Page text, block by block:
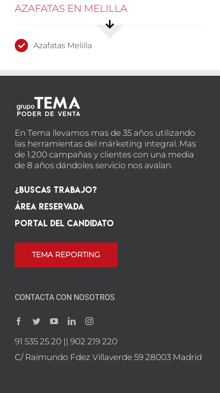
AZAFATAS EN MELILLA
Azafatas Melilla
En Tema llevamos mas de 35 años utilizando
las herramientas del márketing integral. Mas
de 1.200 campañas y clientes con una media
de 8 años dándoles servicio nos avalan.
¿Buscas Trabajo?
Área Reservada
Portal del candidato
TEMA REPORTING
CONTACTA CON NOSOTROS
91 535 25 20 || 902 219 220
C/ Raimundo Fdez Villaverde 59 28003 Madrid